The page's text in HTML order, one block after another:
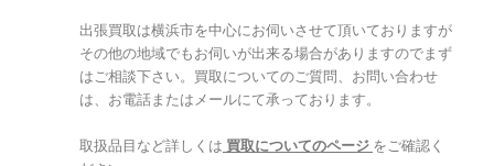
出張買取は横浜市を中心にお伺いさせて頂いておりますが
その他の地域でもお伺いが出来る場合がありますのでまず
はご相談下さい。買取についてのご質問、お問い合わせ
は、お電話またはメールにて承っております。
取扱品目など詳しくは 買取についてのページ をご確認く